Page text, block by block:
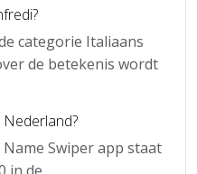
categorie Italiaans
de betekenis wordt
Swiper app staat
in de